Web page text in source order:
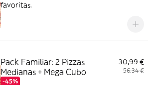
favoritas.
Pack Familiar: 2 Pizzas
Medianas + Mega Cubo
-45%
30,99 €
56,34 €